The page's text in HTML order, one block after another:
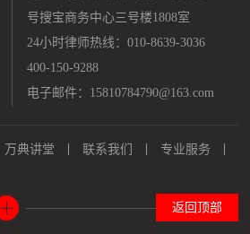
号搜宝商务中心三号楼1808室
24小时律师热线：010-8639-3036
400-150-9288
电子邮件：15810784790@163.com
万典讲堂 联系我们
专业服务
返回顶部